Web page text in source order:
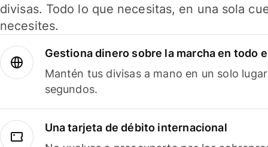
divisas. Todo lo que necesitas, en una sola
necesites.
Gestiona dinero sobre la marcha en todo
Mantén tus divisas a mano en un solo
segundos.
Una tarjeta de débito internacional